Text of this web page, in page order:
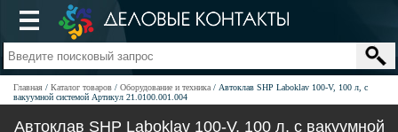
Главная Каталог товаров Оборудование и техника
Автоклав SHP Laboklav 100-V, 100 л, с
вакуумной системой Артикул 21.0100.001.004
Автоклав SHP Laboklav 100-V, 100 л, с вакуумной